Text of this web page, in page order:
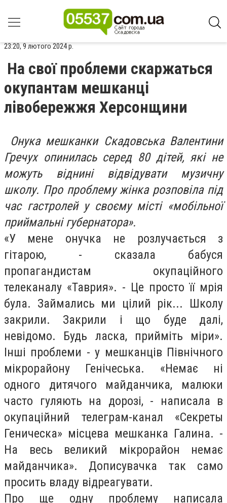
23:20, 9 лютого 2024 р.
На свої проблеми скаржаться
окупантам мешканці
лівобережжя Херсонщини
Онука мешканки Скадовська Валентини
Гречух опинилась серед 80 дітей, які не
можуть віднині відвідувати музичну
школу. Про проблему жінка розповіла під
час гастролей у своєму місті «мобільної
приймальні губернатора».
«У мене онучка не розлучається з
гітарою, - сказала бабуся
пропагандистам окупаційного
телеканалу «Таврия». - Це просто її мрія
була. Займались ми цілий рік... Школу
закрили. Закрили і що буде далі,
невідомо. Будь ласка, прийміть міри».
Інші проблеми - у мешканців Північного
мікрорайону Генічеська. «Немає ні
одного дитячого майданчика, малюки
часто гуляють на дорозі, - написала в
окупаційний телеграм-канал «Секреты
Геническа» місцева мешканка Галина. -
На весь великий мікрорайон немає
майданчика». Дописувачка так само
просить владу відреагувати.
Про ще одну проблему написала